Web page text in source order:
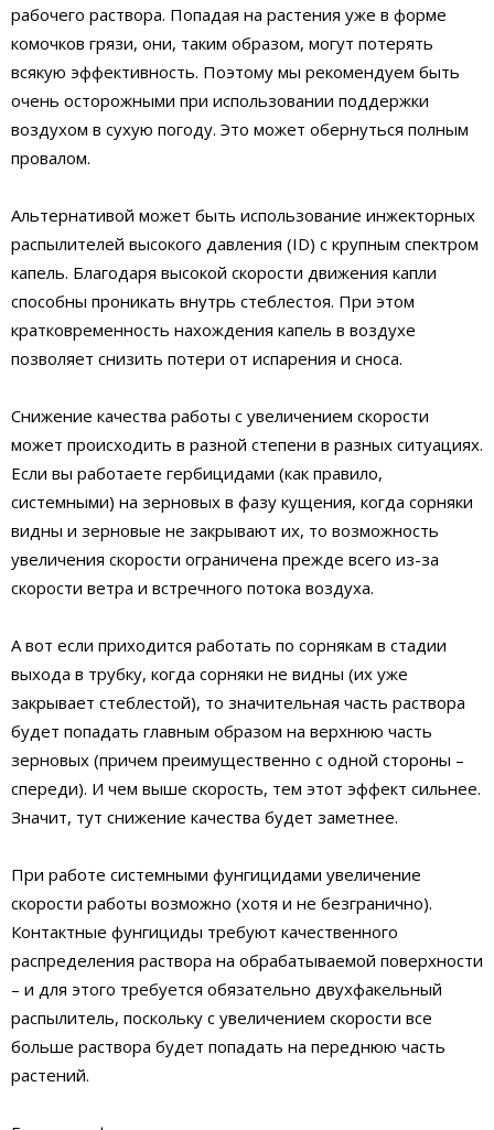
рабочего раствора. Попадая на растения уже в форме
комочков грязи, они, таким образом, могут потерять
всякую эффективность. Поэтому мы рекомендуем быть
очень осторожными при использовании поддержки
воздухом в сухую погоду. Это может обернуться полным
провалом.
Альтернативой может быть использование инжекторных
распылителей высокого давления (ID) с крупным спектром
капель. Благодаря высокой скорости движения капли
способны проникать внутрь стеблестоя. При этом
кратковременность нахождения капель в воздухе
позволяет снизить потери от испарения и сноса.
Снижение качества работы с увеличением скорости
может происходить в разной степени в разных ситуациях.
Если вы работаете гербицидами (как правило,
системными) на зерновых в фазу кущения, когда сорняки
видны и зерновые не закрывают их, то возможность
увеличения скорости ограничена прежде всего из-за
скорости ветра и встречного потока воздуха.
А вот если приходится работать по сорнякам в стадии
выхода в трубку, когда сорняки не видны (их уже
закрывает стеблестой), то значительная часть раствора
будет попадать главным образом на верхнюю часть
зерновых (причем преимущественно с одной стороны –
спереди). И чем выше скорость, тем этот эффект сильнее.
Значит, тут снижение качества будет заметнее.
При работе системными фунгицидами увеличение
скорости работы возможно (хотя и не безгранично).
Контактные фунгициды требуют качественного
распределения раствора на обрабатываемой поверхности
– и для этого требуется обязательно двухфакельный
распылитель, поскольку с увеличением скорости все
больше раствора будет попадать на переднюю часть
растений.